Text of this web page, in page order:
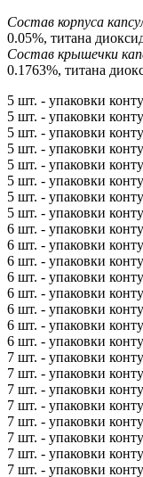
Состав корпуса
0.05%, титана
Состав крышечки
0.1763%, титана
5 шт. - упаковки
5 шт. - упаковки
5 шт. - упаковки
5 шт. - упаковки
5 шт. - упаковки
5 шт. - упаковки
5 шт. - упаковки
5 шт. - упаковки
6 шт. - упаковки
6 шт. - упаковки
6 шт. - упаковки
6 шт. - упаковки
6 шт. - упаковки
6 шт. - упаковки
6 шт. - упаковки
6 шт. - упаковки
7 шт. - упаковки
7 шт. - упаковки
7 шт. - упаковки
7 шт. - упаковки
7 шт. - упаковки
7 шт. - упаковки
7 шт. - упаковки
7 шт. - упаковки